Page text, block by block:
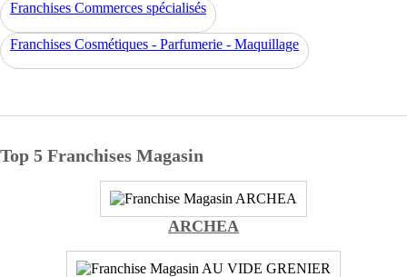
Franchises Commerces spécialisés
Franchises Cosmétiques - Parfumerie - Maquillage
Top 5 Franchises Magasin
ARCHEA